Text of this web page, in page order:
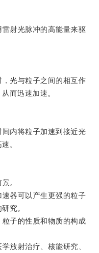
射光脉冲的高能量来驱
光与粒子之间的相互作
而迅速加速。
内将粒子加速到接近光
。
。
器可以产生更强的粒子
究。
子的性质和物质的构成
射治疗、核能研究、